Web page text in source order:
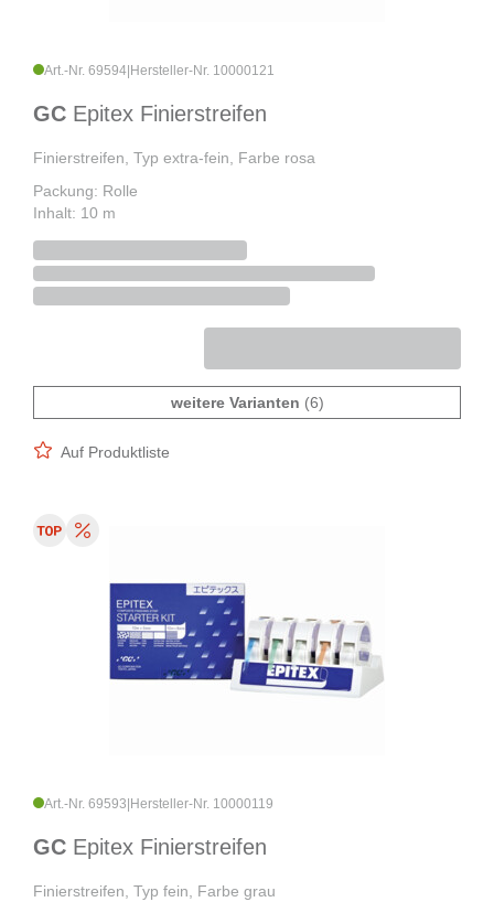
Art.-Nr. 69594 Hersteller-Nr. 10000121
GC Epitex Finierstreifen
Finierstreifen, Typ extra-fein, Farbe rosa
Packung: Rolle
Inhalt: 10 m
weitere Varianten (6)
Auf Produktliste
Art.-Nr. 69593 Hersteller-Nr. 10000119
GC Epitex Finierstreifen
Finierstreifen, Typ fein, Farbe grau